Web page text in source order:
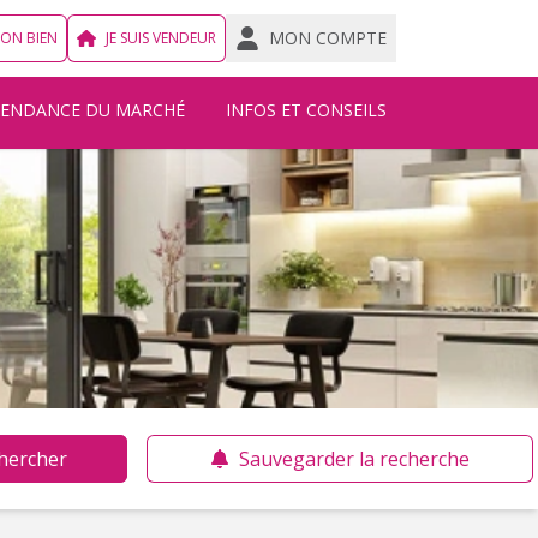
BIEN JE SUIS VENDEUR MON COMPTE
DU MARCHÉ INFOS ET CONSEILS
Sauvegarder la recherche